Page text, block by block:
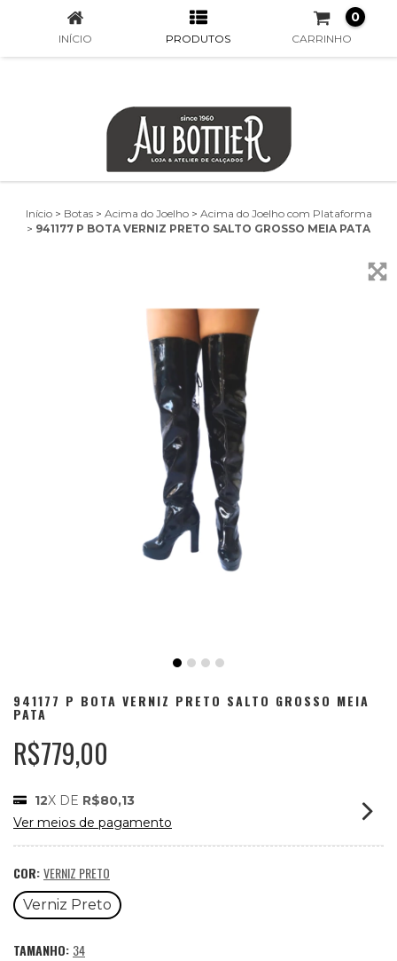
INÍCIO PRODUTOS CARRINHO
0
Início > Botas > Acima do Joelho > Acima do Joelho com Plataforma
> 941177 P BOTA VERNIZ PRETO SALTO GROSSO MEIA PATA
941177 P BOTA VERNIZ PRETO SALTO GROSSO MEIA
PATA
R$779,00
12X DE R$80,13
Ver meios de pagamento
COR:VERNIZ PRETO
Verniz Preto
TAMANHO: 34